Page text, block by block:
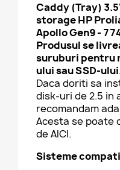
Caddy (Tray)
storage HP
Apollo Gen9 -
Produsul se
suruburi pentru
ului sau SSD-
Daca doriti sa
disk-uri de 2.5 in
recomandam
Acesta se poate
deAICI.
Sisteme